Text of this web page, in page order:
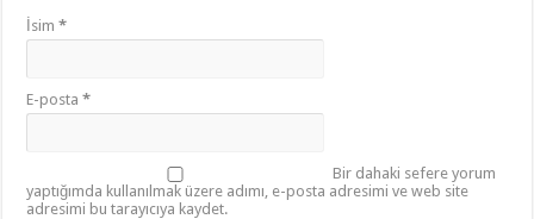
İsim*
E-posta*
Bir dahaki sefere yorum
yaptığımda kullanılmak üzere adımı, e-posta adresimi ve web site
adresimi bu tarayıcıya kaydet.